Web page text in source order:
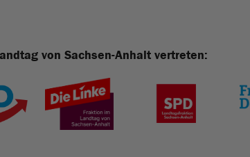
von Sachsen-Anhalt vertreten: